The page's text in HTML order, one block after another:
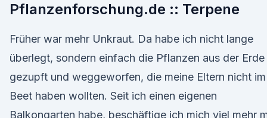
Pflanzenforschung.de :: Terpene
Früher war mehr Unkraut. Da habe ich nicht lange
überlegt, sondern einfach die Pflanzen aus der Erde
gezupft und weggeworfen, die meine Eltern nicht im
Beet haben wollten. Seit ich einen eigenen
Balkongarten habe, beschäftige ich mich viel mehr